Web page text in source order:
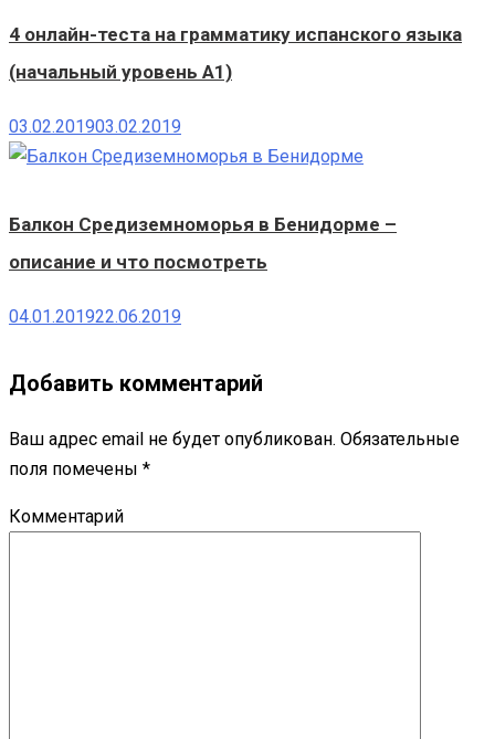
4 онлайн-теста на грамматику испанского языка
(начальный уровень А1)
03.02.201903.02.2019
Балкон Средиземноморья в Бенидорме –
описание и что посмотреть
04.01.201922.06.2019
Добавить комментарий
Ваш адрес email не будет опубликован. Обязательные
поля помечены *
Комментарий